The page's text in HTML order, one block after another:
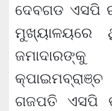
ଦେବଗଡ ଏସପି
ଗଜପତି ଏସପି